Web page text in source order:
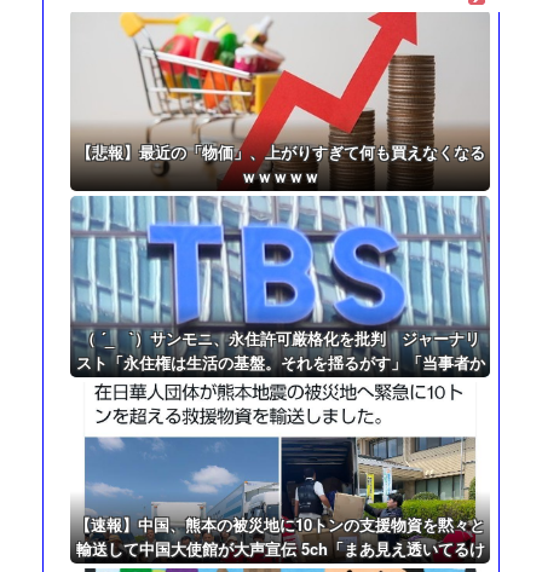
【悲報】最近の「物価」、上がりすぎて何も買えなくなる
ｗｗｗｗｗ
（ ´_ゝ`）サンモニ、永住許可厳格化を批判 ジャーナリ
スト「永住権は生活の基盤。それを揺るがす」「当事者か
ら、労働力としてだけ求められ住民とはみられないのかと
いう声」アナ「政府によって、ヘイトがより進んでしま
う」
【速報】中国、熊本の被災地に10トンの支援物資を黙々と
輸送して中国大使館が大声宣伝 5ch「まあ見え透いてるけ